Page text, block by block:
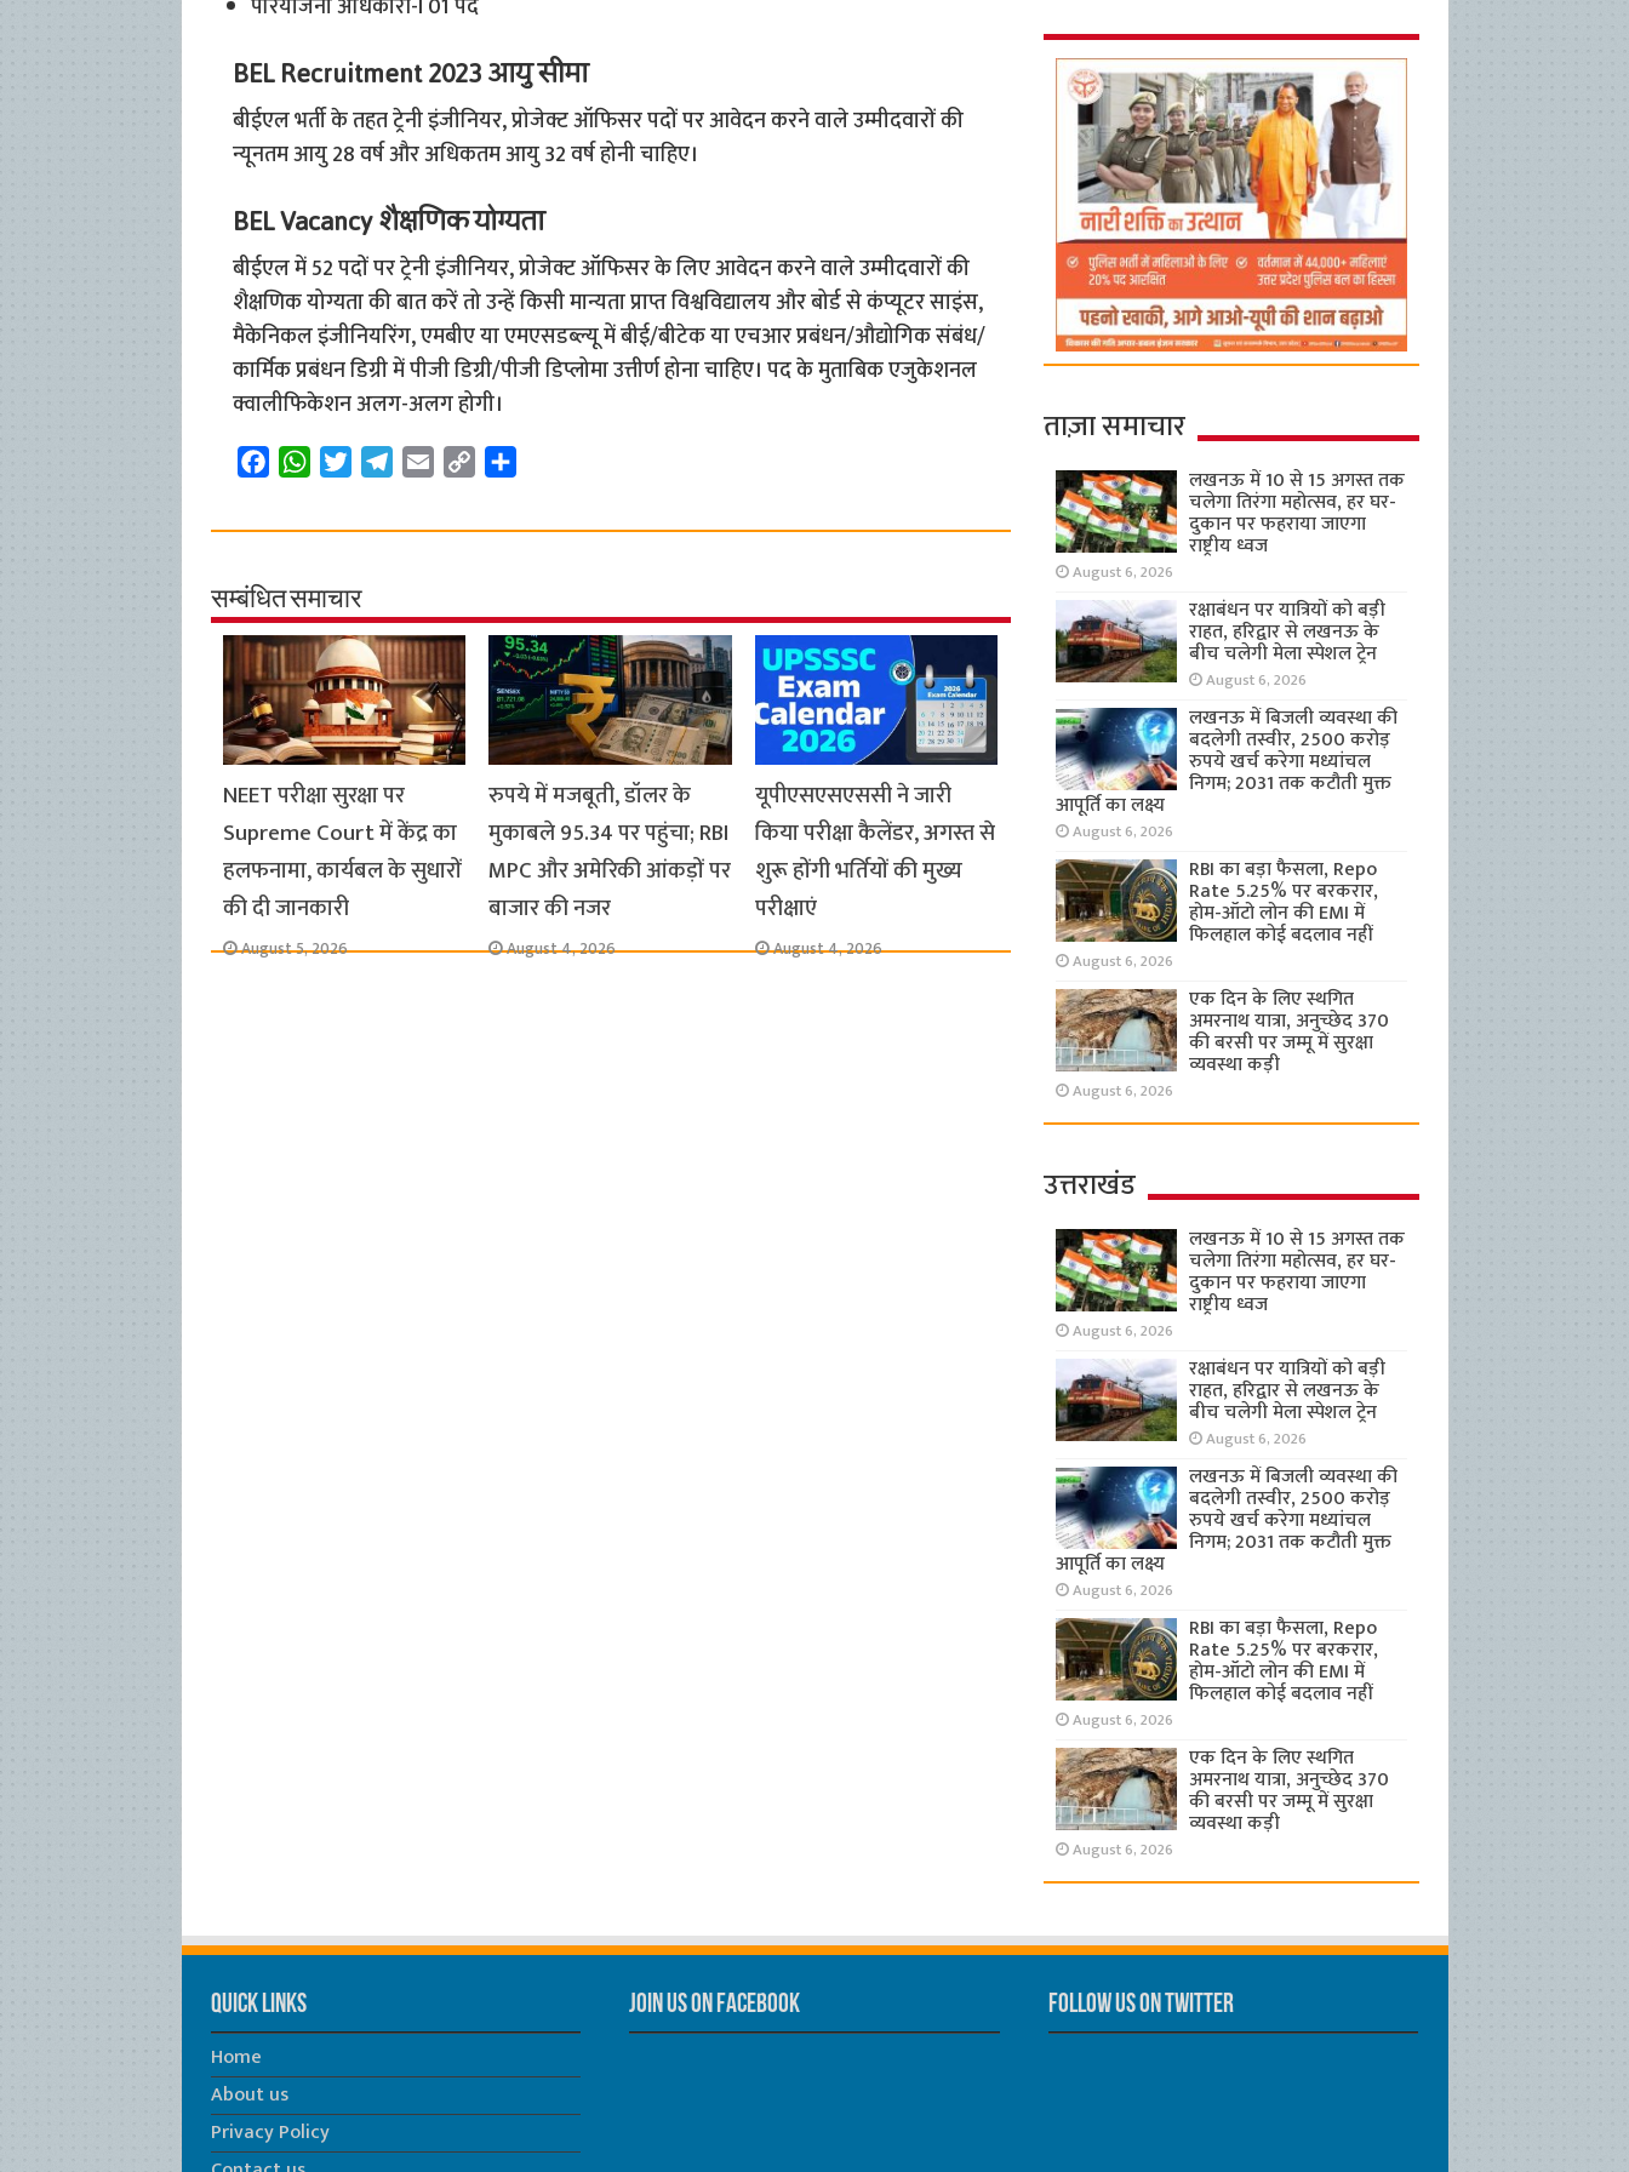
परियोजना अधिकारी-I 01 पद
BEL Recruitment 2023 आयु सीमा
बीईएल भर्ती के तहत ट्रेनी इंजीनियर, प्रोजेक्ट ऑफिसर पदों पर आवेदन करने वाले उम्मीदवारों की
न्यूनतम आयु 28 वर्ष और अधिकतम आयु 32 वर्ष होनी चाहिए।
BEL Vacancy शैक्षणिक योग्यता
बीईएल में 52 पदों पर ट्रेनी इंजीनियर, प्रोजेक्ट ऑफिसर के लिए आवेदन करने वाले उम्मीदवारों की
शैक्षणिक योग्यता की बात करें तो उन्हें किसी मान्यता प्राप्त विश्वविद्यालय और बोर्ड से कंप्यूटर साइंस,
मैकेनिकल इंजीनियरिंग, एमबीए या एमएसडब्ल्यू में बीई/बीटेक या एचआर प्रबंधन/औद्योगिक संबंध/
कार्मिक प्रबंधन डिग्री में पीजी डिग्री/पीजी डिप्लोमा उत्तीर्ण होना चाहिए। पद के मुताबिक एजुकेशनल
क्वालीफिकेशन अलग-अलग होगी।
c
b
o
o
k
W
a
s
A
p
p
i
t
e
r
l
r
a
m
a
p
i
a
सम्बंधित समाचार
NEET परीक्षा सुरक्षा पर
Supreme Court में केंद्र का
हलफनामा, कार्यबल के सुधारों
की दी जानकारी
August 5, 2026
रुपये में मजबूती, डॉलर के
मुकाबले 95.34 पर पहुंचा; RBI
MPC और अमेरिकी आंकड़ों पर
बाजार की नजर
August 4, 2026
यूपीएसएसएससी ने जारी
किया परीक्षा कैलेंडर, अगस्त से
शुरू होंगी भर्तियों की मुख्य
परीक्षाएं
August 4, 2026
ताज़ा समाचार
लखनऊ में 10 से 15 अगस्त तक
चलेगा तिरंगा महोत्सव, हर घर-
दुकान पर फहराया जाएगा
राष्ट्रीय ध्वज
August 6, 2026
रक्षाबंधन पर यात्रियों को बड़ी
राहत, हरिद्वार से लखनऊ के
बीच चलेगी मेला स्पेशल ट्रेन
August 6, 2026
लखनऊ में बिजली व्यवस्था की
बदलेगी तस्वीर, 2500 करोड़
रुपये खर्च करेगा मध्यांचल
निगम; 2031 तक कटौती मुक्त
आपूर्ति का लक्ष्य
August 6, 2026
RBI का बड़ा फैसला, Repo
Rate 5.25% पर बरकरार,
होम-ऑटो लोन की EMI में
फिलहाल कोई बदलाव नहीं
August 6, 2026
एक दिन के लिए स्थगित
अमरनाथ यात्रा, अनुच्छेद 370
की बरसी पर जम्मू में सुरक्षा
व्यवस्था कड़ी
August 6, 2026
उत्तराखंड
लखनऊ में 10 से 15 अगस्त तक
चलेगा तिरंगा महोत्सव, हर घर-
दुकान पर फहराया जाएगा
राष्ट्रीय ध्वज
August 6, 2026
रक्षाबंधन पर यात्रियों को बड़ी
राहत, हरिद्वार से लखनऊ के
बीच चलेगी मेला स्पेशल ट्रेन
August 6, 2026
लखनऊ में बिजली व्यवस्था की
बदलेगी तस्वीर, 2500 करोड़
रुपये खर्च करेगा मध्यांचल
निगम; 2031 तक कटौती मुक्त
आपूर्ति का लक्ष्य
August 6, 2026
RBI का बड़ा फैसला, Repo
Rate 5.25% पर बरकरार,
होम-ऑटो लोन की EMI में
फिलहाल कोई बदलाव नहीं
August 6, 2026
एक दिन के लिए स्थगित
अमरनाथ यात्रा, अनुच्छेद 370
की बरसी पर जम्मू में सुरक्षा
व्यवस्था कड़ी
August 6, 2026
Quick Links
Home
About us
Privacy Policy
Join us on Facebook Follow us on Twitter